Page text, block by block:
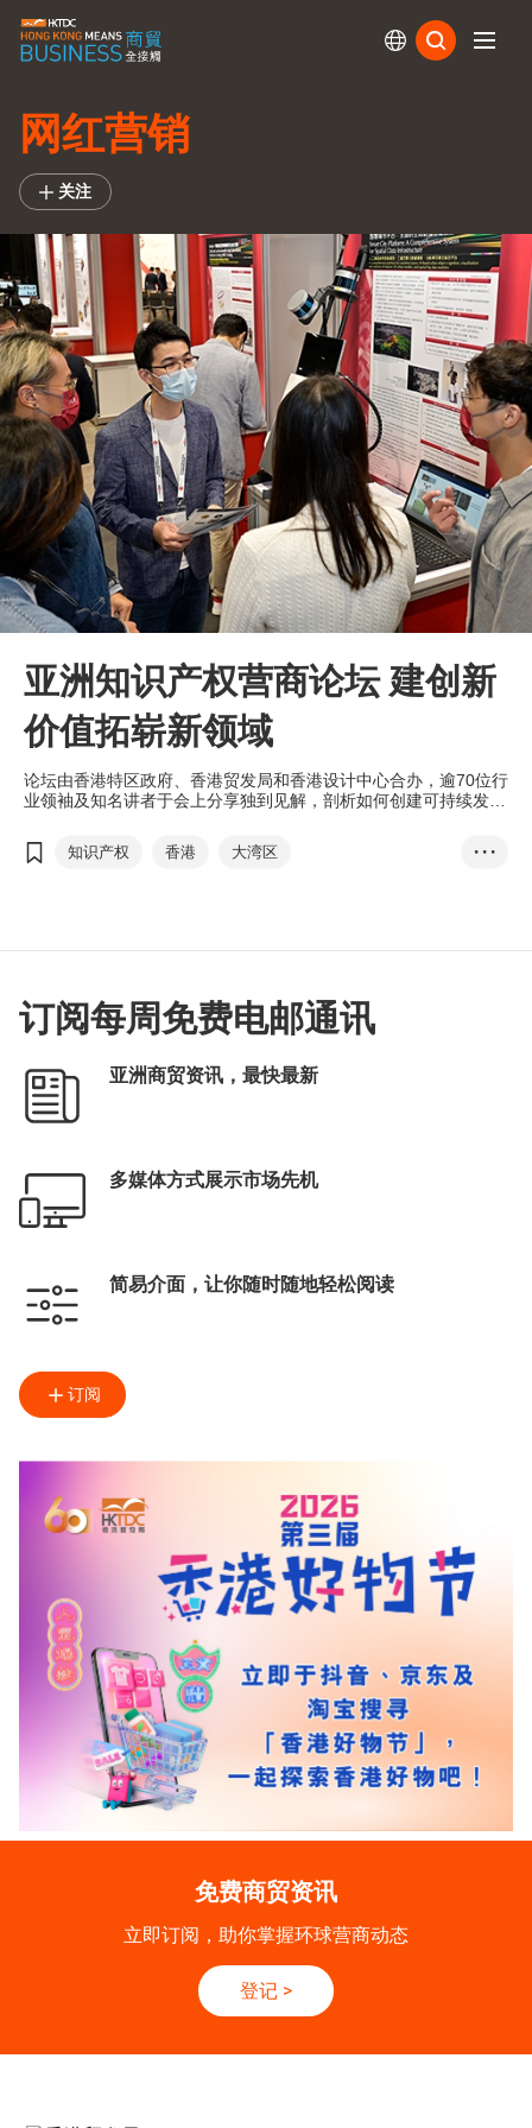
网红营销
关注
亚洲知识产权营商论坛 建创新
价值拓崭新领域
论坛由香港特区政府、香港贸发局和香港设计中心合办，逾70位行
业领袖及知名讲者于会上分享独到见解，剖析如何创建可持续发展
粤港澳大湾区的潜在商机, 吸引来自40多个国家和地区超过14,000
名人士参与,共同探索业务合作机会。
知识产权 香港
大湾区
元宇宙
网红营销
• • •
订阅每周免费电邮通讯
亚洲商贸资讯，最快最新
多媒体方式展示市场先机
简易介面，让你随时随地轻松阅读
订阅
免费商贸资讯
立即订阅，助你掌握环球营商动态
登记 >